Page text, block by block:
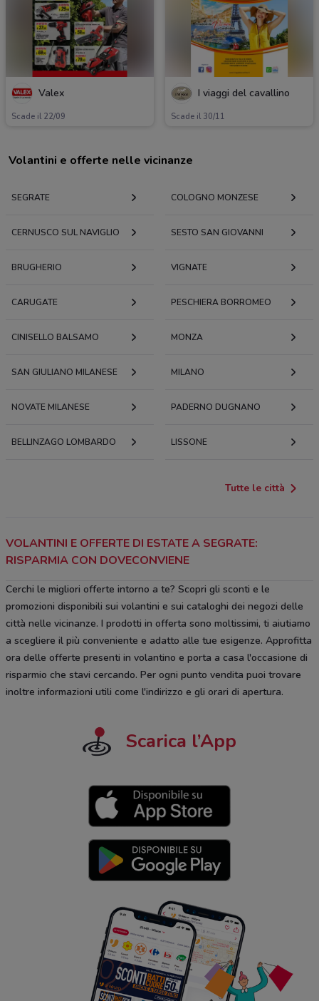
Valex
Scade il 22/09
I viaggi del cavallino
Scade il 30/11
Volantini e offerte nelle vicinanze
SEGRATE COLOGNO MONZESE
CERNUSCO SUL NAVIGLIO SESTO SAN GIOVANNI
BRUGHERIO VIGNATE
CARUGATE PESCHIERA BORROMEO
CINISELLO BALSAMO MONZA
SAN GIULIANO MILANESE MILANO
NOVATE MILANESE PADERNO DUGNANO
BELLINZAGO LOMBARDO LISSONE
Tutte le città
VOLANTINI E OFFERTE DI ESTATE A SEGRATE:
RISPARMIA CON DOVECONVIENE
Cerchi le migliori offerte intorno a te? Scopri gli sconti e le
promozioni disponibili sui volantini e sui cataloghi dei negozi delle
città nelle vicinanze. I prodotti in offerta sono moltissimi, ti aiutiamo
a scegliere il più conveniente e adatto alle tue esigenze. Approfitta
ora delle offerte presenti in volantino e porta a casa l'occasione di
risparmio che stavi cercando. Per ogni punto vendita puoi trovare
inoltre informazioni utili come l'indirizzo e gli orari di apertura.
Scarica l’App